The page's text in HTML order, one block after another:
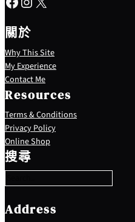
關於
Why This Site
My Experience
Contact Me
Resources
Terms & Conditions
Privacy Policy
Online Shop
搜尋
S
e
a
c
h
Address